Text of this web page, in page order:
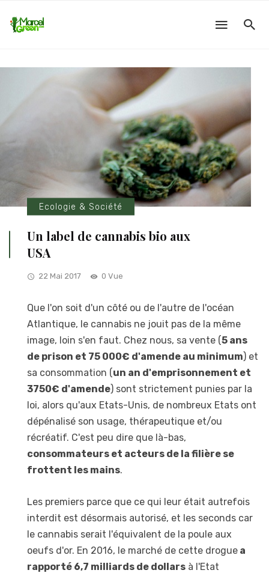
Ecologie & Société
Un label de cannabis bio aux
USA
22 Mai 2017 0 Vue
Que l'on soit d'un côté ou de l'autre de l'océan
Atlantique, le cannabis ne jouit pas de la même
image, loin s'en faut. Chez nous, sa vente (5 ans
de prison et 75 000€ d'amende au minimum) et
sa consommation (un an d'emprisonnement et
3750€ d'amende) sont strictement punies par la
loi, alors qu'aux Etats-Unis, de nombreux Etats ont
dépénalisé son usage, thérapeutique et/ou
récréatif. C'est peu dire que là-bas,
consommateurs et acteurs de la filière se
frottent les mains.
Les premiers parce que ce qui leur était autrefois
interdit est désormais autorisé, et les seconds car
le cannabis serait l'équivalent de la poule aux
oeufs d'or. En 2016, le marché de cette drogue a
rapporté 6,7 milliards de dollars à l'Etat